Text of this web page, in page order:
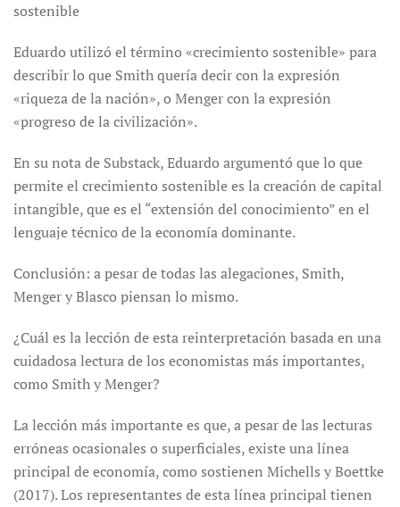
sostenible
Eduardo utilizó el término «crecimiento sostenible» para
describir lo que Smith quería decir con la expresión
«riqueza de la nación», o Menger con la expresión
«progreso de la civilización».
En su nota de Substack, Eduardo argumentó que lo que
permite el crecimiento sostenible es la creación de capital
intangible, que es el “extensión del conocimiento” en el
lenguaje técnico de la economía dominante.
Conclusión: a pesar de todas las alegaciones, Smith,
Menger y Blasco piensan lo mismo.
¿Cuál es la lección de esta reinterpretación basada en una
cuidadosa lectura de los economistas más importantes,
como Smith y Menger?
La lección más importante es que, a pesar de las lecturas
erróneas ocasionales o superficiales, existe una línea
principal de economía, como sostienen Michells y Boettke
(2017). Los representantes de esta línea principal tienen